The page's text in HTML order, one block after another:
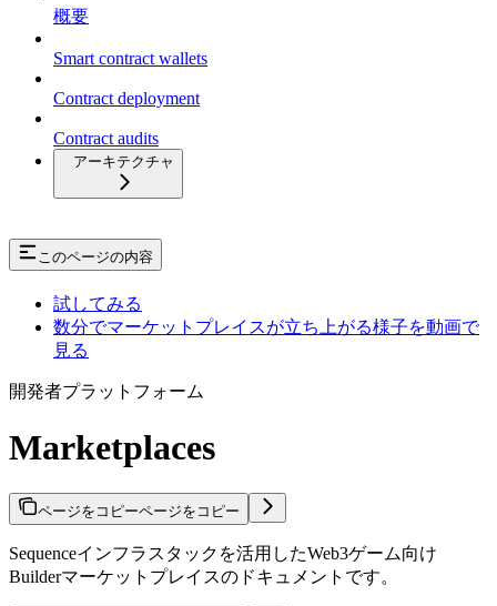
概要
Smart contract wallets
Contract deployment
Contract audits
アーキテクチャ
このページの内容
試してみる
数分でマーケットプレイスが立ち上がる様子を動画で
見る
開発者プラットフォーム
Marketplaces
ページをコピーページをコピー
Sequenceインフラスタックを活用したWeb3ゲーム向け
Builderマーケットプレイスのドキュメントです。